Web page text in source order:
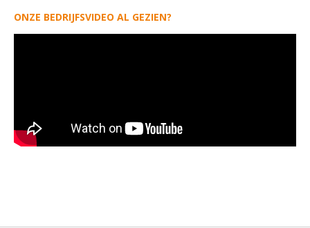
ONZE BEDRIJFSVIDEO AL GEZIEN?